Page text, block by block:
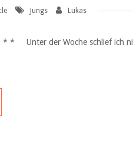
Jungs Lukas
* Unter der Woche schlief ich